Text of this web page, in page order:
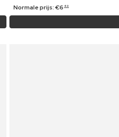
Normale prijs:€6 49